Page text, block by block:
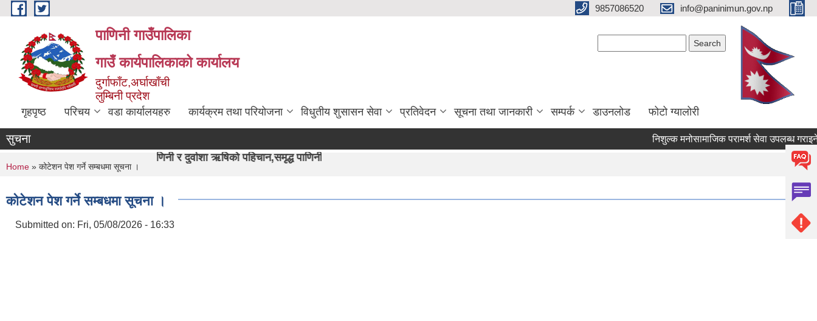
Skip to main content 9857086520 info@paninimun.gov.np
पाणिनी गाउँपालिका
गाउँ कार्यपालिकाको कार्यालय
दुर्गाफाँट,अर्घाखाँची
लुम्बिनी प्रदेश
गृहपृष्ठ परिचय वडा कार्यालयहरु कार्यक्रम तथा परियोजना विधुतीय शुसासन सेवा प्रतिवेदन सूचना तथा जानकारी सम्पर्क डाउनलोड फोटो ग्यालोरी
"पाणिनी र दुर्वाशा ऋषिको पहिचान,समृद्ध पाणिनी निर्माण हाम्रो अभीयान"।
सुचना निशुल्क मनोसामाजिक परामर्श सेवा उपलब्ध गराइने
You are here
Home » कोटेशन पेश गर्ने सम्बधमा सूचना ।
कोटेशन पेश गर्ने सम्बधमा सूचना ।
Submitted on: Fri, 05/08/2026 - 16:33